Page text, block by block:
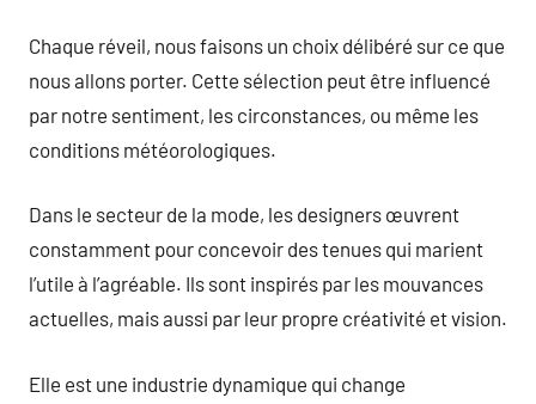
Chaque réveil, nous faisons un choix délibéré sur ce que
nous allons porter. Cette sélection peut être influencé
par notre sentiment, les circonstances, ou même les
conditions météorologiques.
Dans le secteur de la mode, les designers œuvrent
constamment pour concevoir des tenues qui marient
l’utile à l’agréable. Ils sont inspirés par les mouvances
actuelles, mais aussi par leur propre créativité et vision.
Elle est une industrie dynamique qui change